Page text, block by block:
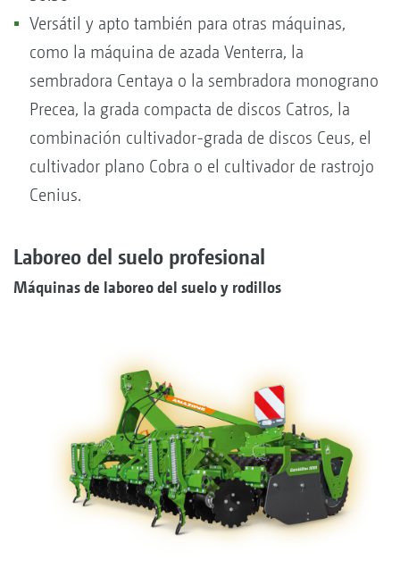
Versátil y apto también para otras máquinas,
como la máquina de azada Venterra, la
sembradora Centaya o la sembradora monograno
Precea, la grada compacta de discos Catros, la
combinación cultivador-grada de discos Ceus, el
cultivador plano Cobra o el cultivador de rastrojo
Cenius.
Laboreo del suelo profesional
Máquinas de laboreo del suelo y rodillos